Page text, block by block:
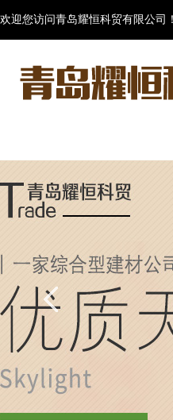
欢迎您访问青岛耀恒科贸有限公司！